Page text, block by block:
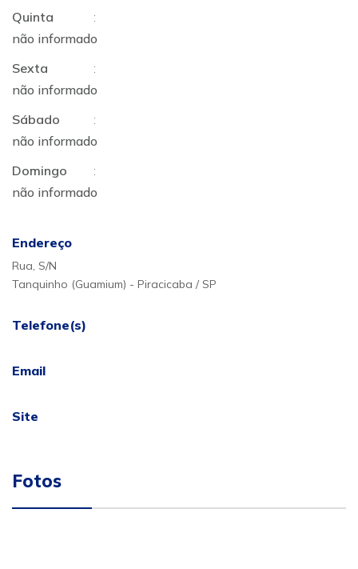
Quinta
:
não informado
Sexta
:
não informado
Sábado
:
não informado
Domingo
:
não informado
Endereço
Rua, S/N
Tanquinho (Guamium) - Piracicaba / SP
Telefone(s)
Email
Site
Fotos